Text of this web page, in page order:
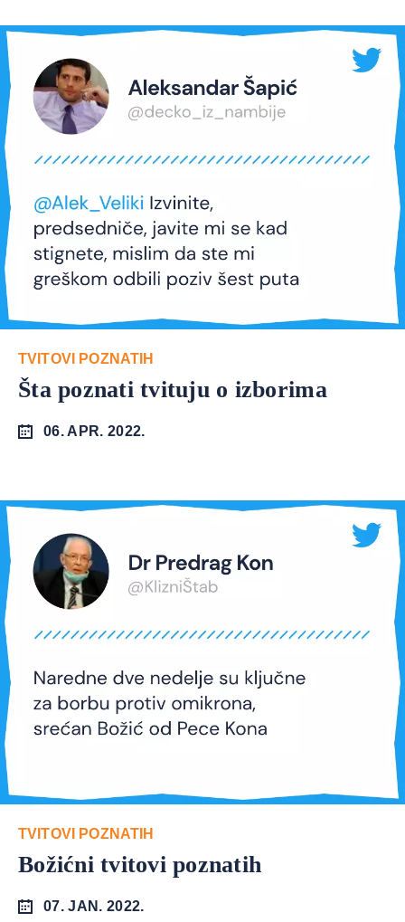
TVITOVI POZNATIH
Šta poznati tvituju o izborima
06. APR. 2022.
TVITOVI POZNATIH
Božićni tvitovi poznatih
07. JAN. 2022.